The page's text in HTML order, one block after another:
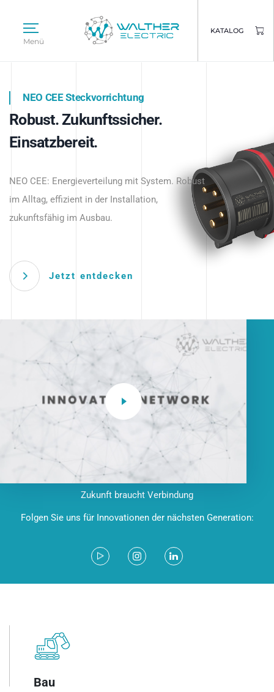
Menü
KATALOG
Intelligente Stromverteilung
beginnt hier.
NEO CEE Steckvorrichtung
Robust. Zukunftssicher.
Einsatzbereit.
NEO CEE: Energieverteilung mit System. Robust
im Alltag, effizient in der Installation,
zukunftsfähig im Ausbau.
Jetzt entdecken
Intelligenz trifft Energie.
Anwendungen – robust, IP-geschützt und
zukunftsfähig.
Zukunft braucht Verbindung
Folgen Sie uns für Innovationen der nächsten Generation:
Bau